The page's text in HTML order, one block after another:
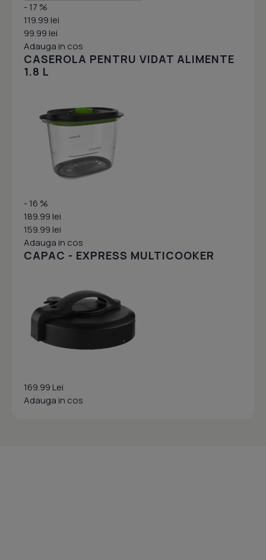
- 17 %
119.99 lei
99.99 lei
Adauga in cos
CASEROLA PENTRU VIDAT ALIMENTE
1.8 L
- 16 %
189.99 lei
159.99 lei
Adauga in cos
CAPAC - EXPRESS MULTICOOKER
169.99 Lei
Adauga in cos